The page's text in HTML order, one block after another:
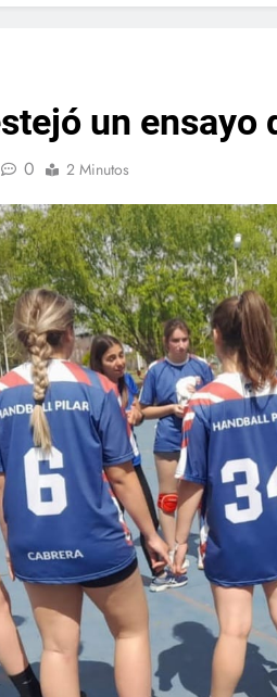
un ensayo
0 2 Minutos